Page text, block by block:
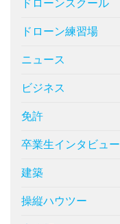
ドローンスクール
ドローン練習場
ニュース
ビジネス
免許
卒業生インタビュー
建築
操縦ハウツー